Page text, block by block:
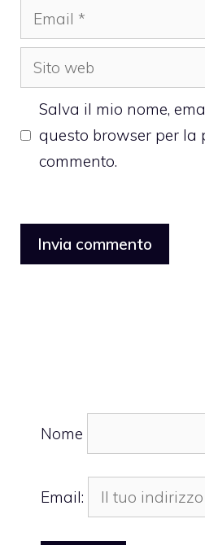
Email
Sito
web
Salva il mio nome,
questo browser per la
commento.
Nome
Email: